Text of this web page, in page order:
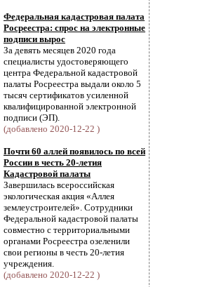
Федеральная кадастровая палата
Росреестра: спрос на электронные
подписи вырос
За девять месяцев 2020 года
специалисты удостоверяющего
центра Федеральной кадастровой
палаты Росреестра выдали около 5
тысяч сертификатов усиленной
квалифицированной электронной
подписи (ЭП).
(добавлено 2020-12-22 )
Почти 60 аллей появилось по всей
России в честь 20-летия
Кадастровой палаты
Завершилась всероссийская
экологическая акция «Аллея
землеустроителей». Сотрудники
Федеральной кадастровой палаты
совместно с территориальными
органами Росреестра озеленили
свои регионы в честь 20-летия
учреждения.
(добавлено 2020-12-22 )